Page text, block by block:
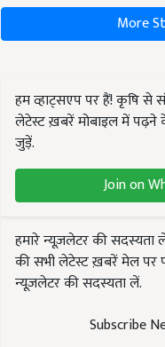
More
हम व्हाट्सएप पर हैं! कृषि से
लेटेस्ट ख़बरें मोबाइल में पढ़ने
जुड़ें.
Join on
हमारे न्यूज़लेटर की
की सभी लेटेस्ट ख़बरें मेल पर
न्यूज़लेटर की सदस्यता लें.
Subscribe